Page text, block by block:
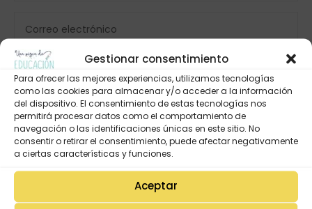
Gestionar consentimiento
Para ofrecer las mejores experiencias, utilizamos tecnologías
como las cookies para almacenar y/o acceder a la información
del dispositivo. El consentimiento de estas tecnologías nos
permitirá procesar datos como el comportamiento de
navegación o las identificaciones únicas en este sitio. No
consentir o retirar el consentimiento, puede afectar negativamente
a ciertas características y funciones.
Aceptar